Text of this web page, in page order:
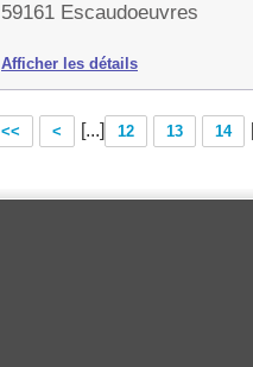
59161 Escaudoeuvres
Afficher les détails
<< < [...] 12 13 14